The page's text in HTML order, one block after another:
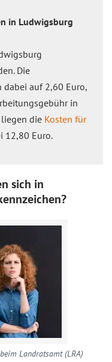
in Ludwigsburg
Die
dabei auf 2,60 Euro,
in
die Kosten für
12,80 Euro.
sich in
Landratsamt (LRA)